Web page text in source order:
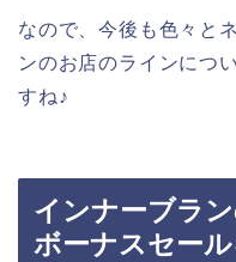
なので、今後も色々と
ンのお店のラインにつ
すね♪
インナーブラ
ボーナスセー